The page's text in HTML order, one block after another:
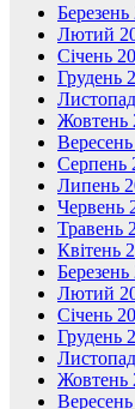
Березень
Лютий
Січень
Грудень
Жовтень
Серпень
Липень
Червень
Травень
Квітень
Березень
Лютий
Січень
Грудень
Жовтень
Вересень